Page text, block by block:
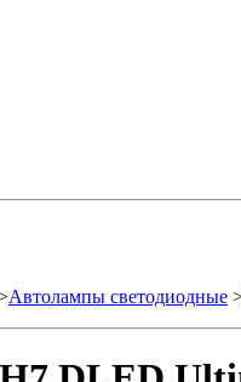
Автолампы светодиодные